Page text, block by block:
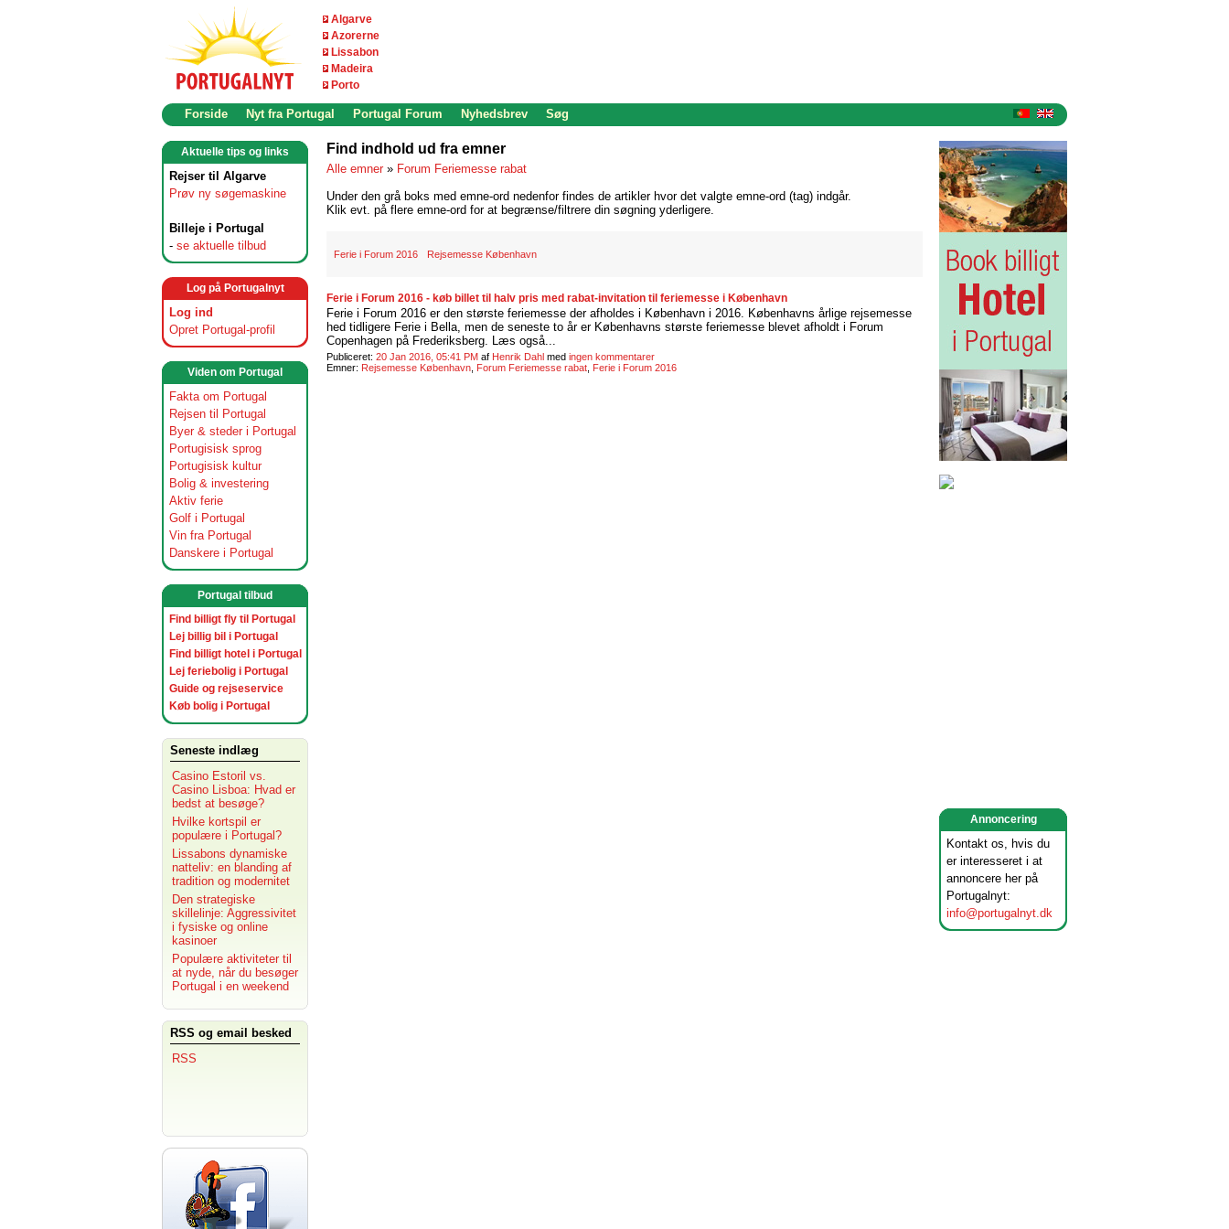
Algarve
Azorerne
Lissabon
Madeira
Porto
Forside Nyt fra Portugal Portugal Forum Nyhedsbrev Søg
Annoncering
Kontakt os, hvis du
er interesseret i at
annoncere her på
Portugalnyt:
info@portugalnyt.dk
Aktuelle tips og links
Rejser til Algarve
Prøv ny søgemaskine
Billeje i Portugal
- se aktuelle tilbud
Log på Portugalnyt
Log ind
Opret Portugal-profil
Viden om Portugal
Fakta om Portugal
Rejsen til Portugal
Byer & steder i Portugal
Portugisisk sprog
Portugisisk kultur
Bolig & investering
Aktiv ferie
Golf i Portugal
Vin fra Portugal
Danskere i Portugal
Portugal tilbud
Find billigt fly til Portugal
Lej billig bil i Portugal
Find billigt hotel i Portugal
Lej feriebolig i Portugal
Guide og rejseservice
Køb bolig i Portugal
Seneste indlæg
Casino Estoril vs.
Casino Lisboa: Hvad er
bedst at besøge?
Hvilke kortspil er
populære i Portugal?
Lissabons dynamiske
natteliv: en blanding af
tradition og modernitet
Den strategiske
skillelinje: Aggressivitet
i fysiske og online
kasinoer
Populære aktiviteter til
at nyde, når du besøger
Portugal i en weekend
RSS og email besked
RSS
Find indhold ud fra emner
Alle emner » Forum Feriemesse rabat
Under den grå boks med emne-ord nedenfor findes de artikler hvor det valgte emne-ord (tag) indgår.
Klik evt. på flere emne-ord for at begrænse/filtrere din søgning yderligere.
Ferie i Forum 2016 Rejsemesse København
Ferie i Forum 2016 - køb billet til halv pris med rabat-invitation til feriemesse i København
Ferie i Forum 2016 er den største feriemesse der afholdes i København i 2016. Københavns årlige rejsemesse
hed tidligere Ferie i Bella, men de seneste to år er Københavns største feriemesse blevet afholdt i Forum
Copenhagen på Frederiksberg. Læs også...
Publiceret: 20 Jan 2016, 05:41 PM af Henrik Dahl med ingen kommentarer
Emner: Rejsemesse København Forum Feriemesse rabat Ferie i Forum 2016